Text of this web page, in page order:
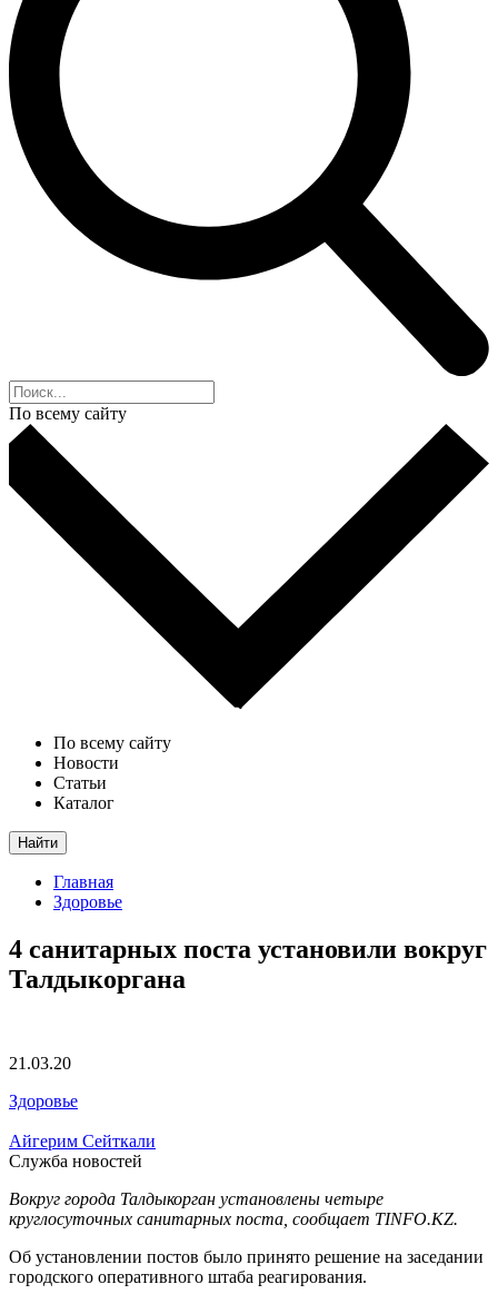
По всему сайту
По всему сайту
Новости
Статьи
Каталог
Найти
Главная
Здоровье
4 санитарных поста установили вокруг
Талдыкоргана
21.03.20
Здоровье
Айгерим Сейткали
Служба новостей
Вокруг города Талдыкорган установлены четыре
круглосуточных санитарных поста, сообщает TINFO.KZ.
Об установлении постов было принято решение на заседании
городского оперативного штаба реагирования.